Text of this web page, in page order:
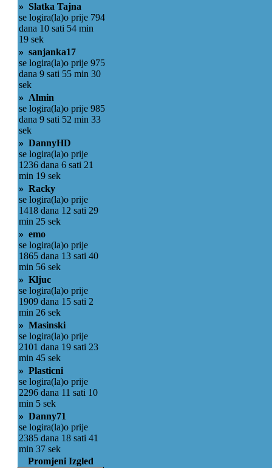
» Slatka Tajna
se logira(la)o prije 794
dana 10 sati 54 min
19 sek
» sanjanka17
se logira(la)o prije 975
dana 9 sati 55 min 30
sek
» Almin
se logira(la)o prije 985
dana 9 sati 52 min 33
sek
» DannyHD
se logira(la)o prije
1236 dana 6 sati 21
min 19 sek
» Racky
se logira(la)o prije
1418 dana 12 sati 29
min 25 sek
» emo
se logira(la)o prije
1865 dana 13 sati 40
min 56 sek
» Kljuc
se logira(la)o prije
1909 dana 15 sati 2
min 26 sek
» Masinski
se logira(la)o prije
2101 dana 19 sati 23
min 45 sek
» Plasticni
se logira(la)o prije
2296 dana 11 sati 10
min 5 sek
» Danny71
se logira(la)o prije
2385 dana 18 sati 41
min 37 sek
Promjeni Izgled